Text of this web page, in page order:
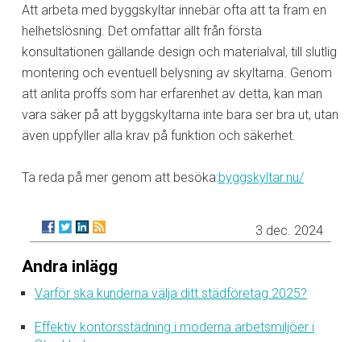
Att arbeta med byggskyltar innebär ofta att ta fram en
helhetslösning. Det omfattar allt från första
konsultationen gällande design och materialval, till slutlig
montering och eventuell belysning av skyltarna. Genom
att anlita proffs som har erfarenhet av detta, kan man
vara säker på att byggskyltarna inte bara ser bra ut, utan
även uppfyller alla krav på funktion och säkerhet.
Ta reda på mer genom att besöka:byggskyltar.nu/
3 dec. 2024
Andra inlägg
Varför ska kunderna välja ditt städföretag 2025?
Effektiv kontorsstädning i moderna arbetsmiljöer i